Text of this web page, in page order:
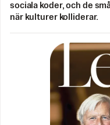
sociala koder, och de
när kulturer kolliderar.